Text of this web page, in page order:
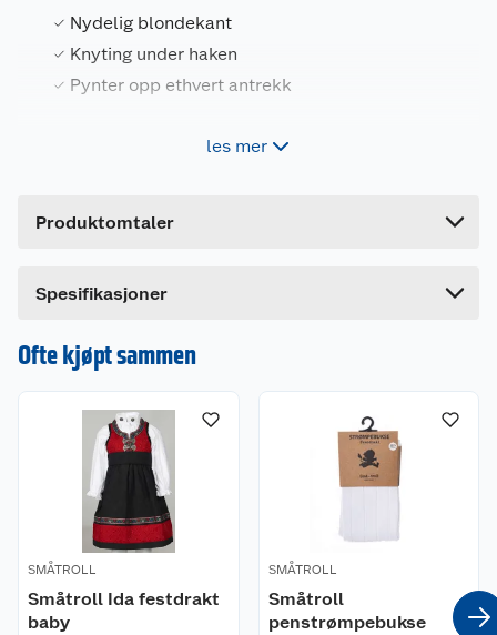
Nydelig blondekant
Knyting under haken
Pynter opp ethvert antrekk
Småtroll klassisk pent blondeskaut til de minste,
haken. 0-6 år
les mer
Produktomtaler
Spesifikasjoner
Leverandørens artikkelnummer
Størrelse
Farge
Lengde
Ofte kjøpt sammen
SMÅTROLL
Småtroll Ida festdrakt
baby
SMÅTROLL
Småtroll
penstrømpebukse